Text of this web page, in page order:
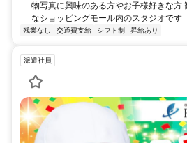
物写真に興味のある方やお子様好きな方
なショッピングモール内のスタジオです
残業なし 交通費支給 シフト制 昇給あり
派遣社員